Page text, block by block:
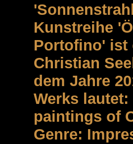
Kunstreihe
Portofino' ist
Christian
dem Jahre
Werks
paintings of
Genre: